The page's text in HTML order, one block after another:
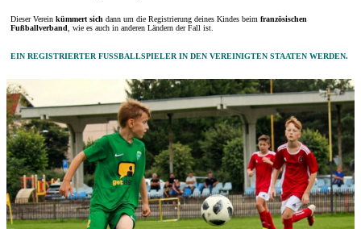
Dieser Verein kümmert sich dann um die Registrierung deines Kindes beim französischen
Fußballverband, wie es auch in anderen Ländern der Fall ist.
EIN REGISTRIERTER FUSSBALLSPIELER IN DEN VEREINIGTEN STAATEN WERDEN.